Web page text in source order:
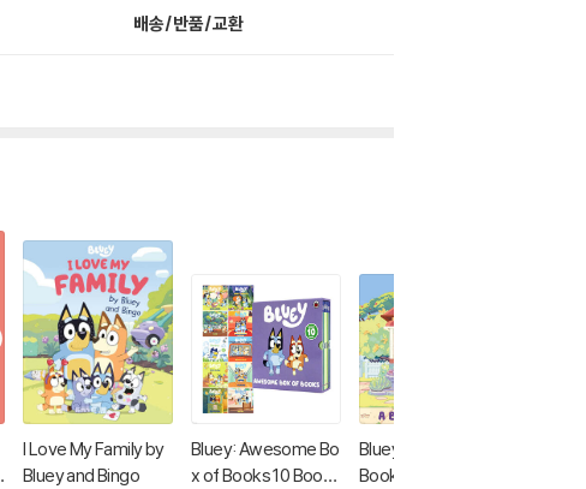
배송/반품/교환
I Love My Family by
Bluey and Bingo
Bluey: Awesome Bo
x of Books 10 Books
Bluey: A Big Pop-Up
Book